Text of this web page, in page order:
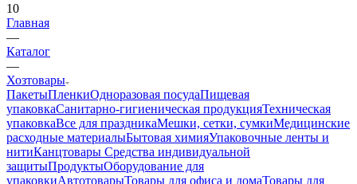
10
Главная
—
Каталог
—
Хозтовары
ПакетыПленкиОдноразовая посудаПищевая
упаковкаСанитарно-гигиеническая продукцияТехническая
упаковкаВсе для праздникаМешки, сетки, сумкиМедицинские
расходные материалыБытовая химияУпаковочные ленты и
нитиКанцтовары Средства индивидуальной
защитыПродуктыОборудование для
упаковкиАвтотоварыТовары для офиса и домаТовары для